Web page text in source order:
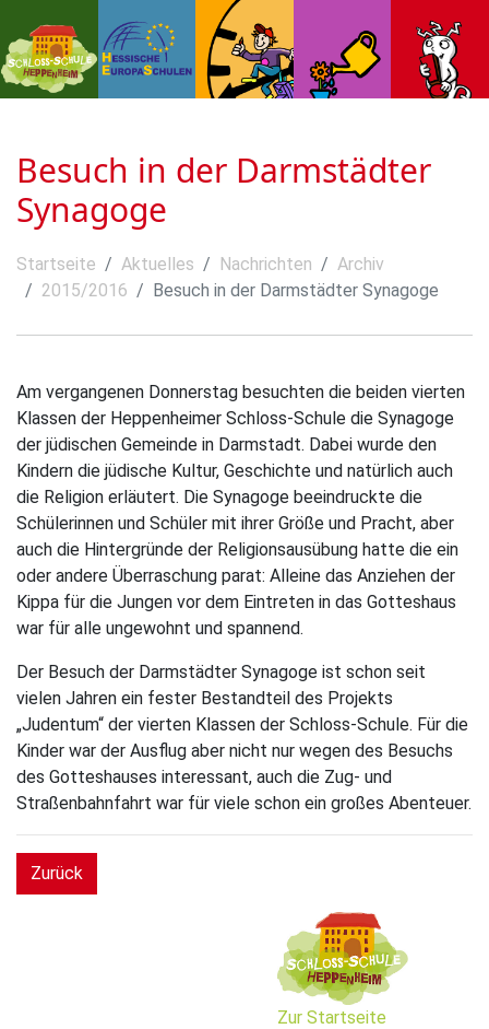
Besuch in der Darmstädter
Synagoge
Startseite Aktuelles Nachrichten
Archiv
2015/2016
Besuch in der Darmstädter Synagoge
Am vergangenen Donnerstag besuchten die beiden vierten
Klassen der Heppenheimer Schloss-Schule die Synagoge
der jüdischen Gemeinde in Darmstadt. Dabei wurde den
Kindern die jüdische Kultur, Geschichte und natürlich auch
die Religion erläutert. Die Synagoge beeindruckte die
Schülerinnen und Schüler mit ihrer Größe und Pracht, aber
auch die Hintergründe der Religionsausübung hatte die ein
oder andere Überraschung parat: Alleine das Anziehen der
Kippa für die Jungen vor dem Eintreten in das Gotteshaus
war für alle ungewohnt und spannend.
Der Besuch der Darmstädter Synagoge ist schon seit
vielen Jahren ein fester Bestandteil des Projekts
„Judentum“ der vierten Klassen der Schloss-Schule. Für die
Kinder war der Ausflug aber nicht nur wegen des Besuchs
des Gotteshauses interessant, auch die Zug- und
Straßenbahnfahrt war für viele schon ein großes Abenteuer.
Zurück
Zur Startseite